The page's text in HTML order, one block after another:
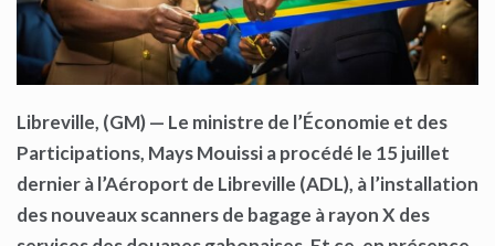
Libreville, (GM) — Le ministre de l’Économie et des
Participations, Mays Mouissi a procédé le 15 juillet
dernier à l’Aéroport de Libreville (ADL), à l’installation
des nouveaux scanners de bagage à rayon X des